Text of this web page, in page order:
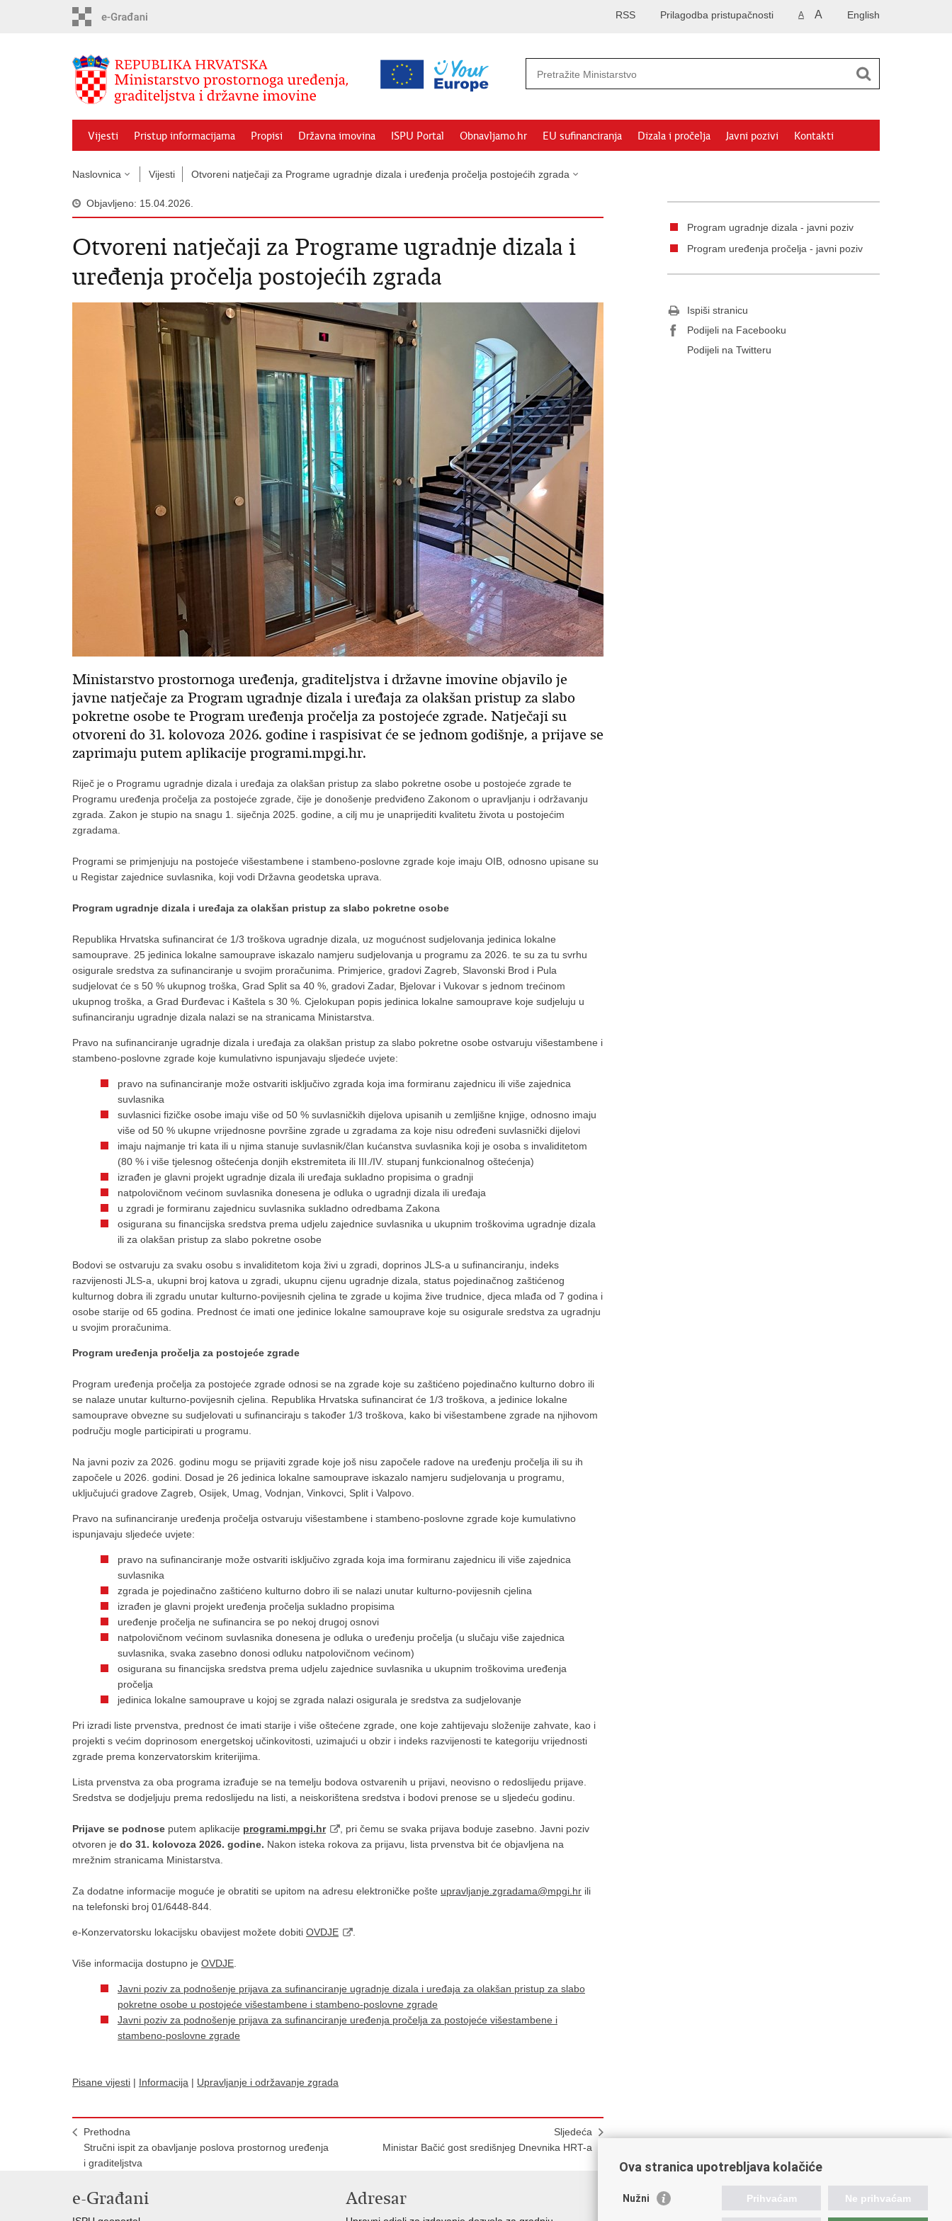
English
A A
Prilagodba pristupačnosti
RSS
Vijesti Pristup informacijama Propisi Državna imovina ISPU Portal Obnavljamo.hr EU sufinanciranja Dizala i pročelja Javni pozivi Kontakti
Naslovnica Vijesti Otvoreni natječaji za Programe ugradnje dizala i uređenja pročelja postojećih zgrada
Objavljeno: 15.04.2026.
Otvoreni natječaji za Programe ugradnje dizala i
uređenja pročelja postojećih zgrada
Ministarstvo prostornoga uređenja, graditeljstva i državne imovine objavilo je
javne natječaje za Program ugradnje dizala i uređaja za olakšan pristup za slabo
pokretne osobe te Program uređenja pročelja za postojeće zgrade. Natječaji su
otvoreni do 31. kolovoza 2026. godine i raspisivat će se jednom godišnje, a prijave se
zaprimaju putem aplikacije programi.mpgi.hr.
Riječ je o Programu ugradnje dizala i uređaja za olakšan pristup za slabo pokretne osobe u postojeće zgrade te
Programu uređenja pročelja za postojeće zgrade, čije je donošenje predviđeno Zakonom o upravljanju i održavanju
zgrada. Zakon je stupio na snagu 1. siječnja 2025. godine, a cilj mu je unaprijediti kvalitetu života u postojećim
zgradama.
Programi se primjenjuju na postojeće višestambene i stambeno-poslovne zgrade koje imaju OIB, odnosno upisane su
u Registar zajednice suvlasnika, koji vodi Državna geodetska uprava.
Program ugradnje dizala i uređaja za olakšan pristup za slabo pokretne osobe
Republika Hrvatska sufinancirat će 1/3 troškova ugradnje dizala, uz mogućnost sudjelovanja jedinica lokalne
samouprave. 25 jedinica lokalne samouprave iskazalo namjeru sudjelovanja u programu za 2026. te su za tu svrhu
osigurale sredstva za sufinanciranje u svojim proračunima. Primjerice, gradovi Zagreb, Slavonski Brod i Pula
sudjelovat će s 50 % ukupnog troška, Grad Split sa 40 %, gradovi Zadar, Bjelovar i Vukovar s jednom trećinom
ukupnog troška, a Grad Đurđevac i Kaštela s 30 %. Cjelokupan popis jedinica lokalne samouprave koje sudjeluju u
sufinanciranju ugradnje dizala nalazi se na stranicama Ministarstva.
Pravo na sufinanciranje ugradnje dizala i uređaja za olakšan pristup za slabo pokretne osobe ostvaruju višestambene i
stambeno-poslovne zgrade koje kumulativno ispunjavaju sljedeće uvjete:
pravo na sufinanciranje može ostvariti isključivo zgrada koja ima formiranu zajednicu ili više zajednica
suvlasnika
suvlasnici fizičke osobe imaju više od 50 % suvlasničkih dijelova upisanih u zemljišne knjige, odnosno imaju
više od 50 % ukupne vrijednosne površine zgrade u zgradama za koje nisu određeni suvlasnički dijelovi
imaju najmanje tri kata ili u njima stanuje suvlasnik/član kućanstva suvlasnika koji je osoba s invaliditetom
(80 % i više tjelesnog oštećenja donjih ekstremiteta ili III./IV. stupanj funkcionalnog oštećenja)
izrađen je glavni projekt ugradnje dizala ili uređaja sukladno propisima o gradnji
natpolovičnom većinom suvlasnika donesena je odluka o ugradnji dizala ili uređaja
u zgradi je formiranu zajednicu suvlasnika sukladno odredbama Zakona
osigurana su financijska sredstva prema udjelu zajednice suvlasnika u ukupnim troškovima ugradnje dizala
ili za olakšan pristup za slabo pokretne osobe
Bodovi se ostvaruju za svaku osobu s invaliditetom koja živi u zgradi, doprinos JLS-a u sufinanciranju, indeks
razvijenosti JLS-a, ukupni broj katova u zgradi, ukupnu cijenu ugradnje dizala, status pojedinačnog zaštićenog
kulturnog dobra ili zgradu unutar kulturno-povijesnih cjelina te zgrade u kojima žive trudnice, djeca mlađa od 7 godina i
osobe starije od 65 godina. Prednost će imati one jedinice lokalne samouprave koje su osigurale sredstva za ugradnju
u svojim proračunima.
Program uređenja pročelja za postojeće zgrade
Program uređenja pročelja za postojeće zgrade odnosi se na zgrade koje su zaštićeno pojedinačno kulturno dobro ili
se nalaze unutar kulturno-povijesnih cjelina. Republika Hrvatska sufinancirat će 1/3 troškova, a jedinice lokalne
samouprave obvezne su sudjelovati u sufinanciraju s također 1/3 troškova, kako bi višestambene zgrade na njihovom
području mogle participirati u programu.
Na javni poziv za 2026. godinu mogu se prijaviti zgrade koje još nisu započele radove na uređenju pročelja ili su ih
započele u 2026. godini. Dosad je 26 jedinica lokalne samouprave iskazalo namjeru sudjelovanja u programu,
uključujući gradove Zagreb, Osijek, Umag, Vodnjan, Vinkovci, Split i Valpovo.
Pravo na sufinanciranje uređenja pročelja ostvaruju višestambene i stambeno-poslovne zgrade koje kumulativno
ispunjavaju sljedeće uvjete:
pravo na sufinanciranje može ostvariti isključivo zgrada koja ima formiranu zajednicu ili više zajednica
suvlasnika
zgrada je pojedinačno zaštićeno kulturno dobro ili se nalazi unutar kulturno-povijesnih cjelina
izrađen je glavni projekt uređenja pročelja sukladno propisima
uređenje pročelja ne sufinancira se po nekoj drugoj osnovi
natpolovičnom većinom suvlasnika donesena je odluka o uređenju pročelja (u slučaju više zajednica
suvlasnika, svaka zasebno donosi odluku natpolovičnom većinom)
osigurana su financijska sredstva prema udjelu zajednice suvlasnika u ukupnim troškovima uređenja
pročelja
jedinica lokalne samouprave u kojoj se zgrada nalazi osigurala je sredstva za sudjelovanje
Pri izradi liste prvenstva, prednost će imati starije i više oštećene zgrade, one koje zahtijevaju složenije zahvate, kao i
projekti s većim doprinosom energetskoj učinkovitosti, uzimajući u obzir i indeks razvijenosti te kategoriju vrijednosti
zgrade prema konzervatorskim kriterijima.
Lista prvenstva za oba programa izrađuje se na temelju bodova ostvarenih u prijavi, neovisno o redoslijedu prijave.
Sredstva se dodjeljuju prema redoslijedu na listi, a neiskorištena sredstva i bodovi prenose se u sljedeću godinu.
Prijave se podnose putem aplikacije programi.mpgi.hr
, pri čemu se svaka prijava boduje zasebno. Javni poziv
otvoren je do 31. kolovoza 2026. godine. Nakon isteka rokova za prijavu, lista prvenstva bit će objavljena na
mrežnim stranicama Ministarstva.
Za dodatne informacije moguće je obratiti se upitom na adresu elektroničke pošte upravljanje.zgradama@mpgi.hr ili
na telefonski broj 01/6448-844.
e-Konzervatorsku lokacijsku obavijest možete dobiti OVDJE
Više informacija dostupno je OVDJE
Javni poziv za podnošenje prijava za sufinanciranje ugradnje dizala i uređaja za olakšan pristup za slabo
pokretne osobe u postojeće višestambene i stambeno-poslovne zgrade
Javni poziv za podnošenje prijava za sufinanciranje uređenja pročelja za postojeće višestambene i
stambeno-poslovne zgrade
Pisane vijesti | Informacija | Upravljanje i održavanje zgrada
Prethodna
Stručni ispit za obavljanje poslova prostornog uređenja
i graditeljstva
Sljedeća
Ministar Bačić gost središnjeg Dnevnika HRT-a
Program ugradnje dizala - javni poziv
Program uređenja pročelja - javni poziv
Ispiši stranicu
Podijeli na Facebooku
Podijeli na Twitteru
e-Građani Adresar Važne poveznice
Ova stranica upotrebljava kolačiće
Nužni Prihvaćam Ne prihvaćam